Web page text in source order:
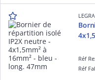
Réf
Réf